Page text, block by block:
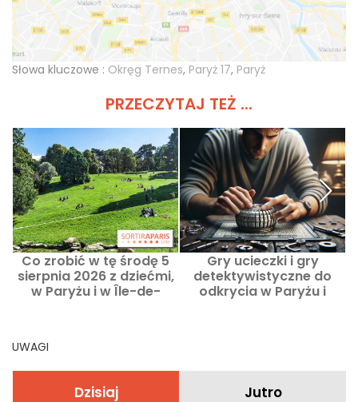
Słowa kluczowe : Okręg Ternes, Paryż 17, Paryż
PRZECZYTAJ TEŻ ...
Co zrobić w tę środę 5
sierpnia 2026 z dziećmi,
w Paryżu i w Île-de-
Gry ucieczki i gry
detektywistyczne do
odkrycia w Paryżu i
UWAGI
Dzisiaj Jutro